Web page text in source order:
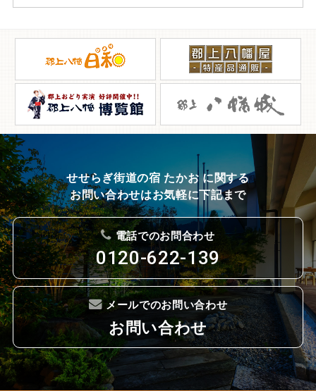
せせらぎ街道の宿 たかお に関する
お問い合わせはお気軽に下記まで
電話でのお問合わせ
0120-622-139
メールでのお問い合わせ
お問い合わせ